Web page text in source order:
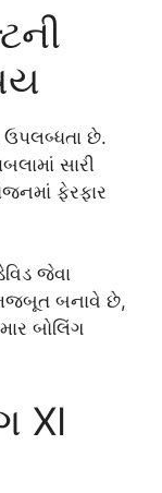
ઉપલબ્ધતા છે.
સારી
ફેરફાર
જેવા
બનાવે છે,
બોલિંગ
XI